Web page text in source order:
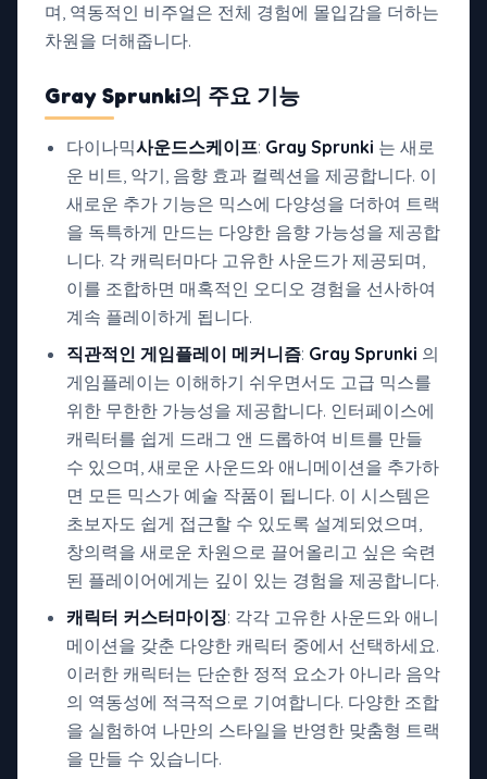
며, 역동적인 비주얼은 전체 경험에 몰입감을 더하는
차원을 더해줍니다.
Gray Sprunki의 주요 기능
다이나믹사운드스케이프: Gray Sprunki 는 새로
운 비트, 악기, 음향 효과 컬렉션을 제공합니다. 이
새로운 추가 기능은 믹스에 다양성을 더하여 트랙
을 독특하게 만드는 다양한 음향 가능성을 제공합
니다. 각 캐릭터마다 고유한 사운드가 제공되며,
이를 조합하면 매혹적인 오디오 경험을 선사하여
계속 플레이하게 됩니다.
직관적인 게임플레이 메커니즘: Gray Sprunki 의
게임플레이는 이해하기 쉬우면서도 고급 믹스를
위한 무한한 가능성을 제공합니다. 인터페이스에
캐릭터를 쉽게 드래그 앤 드롭하여 비트를 만들
수 있으며, 새로운 사운드와 애니메이션을 추가하
면 모든 믹스가 예술 작품이 됩니다. 이 시스템은
초보자도 쉽게 접근할 수 있도록 설계되었으며,
창의력을 새로운 차원으로 끌어올리고 싶은 숙련
된 플레이어에게는 깊이 있는 경험을 제공합니다.
캐릭터 커스터마이징: 각각 고유한 사운드와 애니
메이션을 갖춘 다양한 캐릭터 중에서 선택하세요.
이러한 캐릭터는 단순한 정적 요소가 아니라 음악
의 역동성에 적극적으로 기여합니다. 다양한 조합
을 실험하여 나만의 스타일을 반영한 맞춤형 트랙
을 만들 수 있습니다.